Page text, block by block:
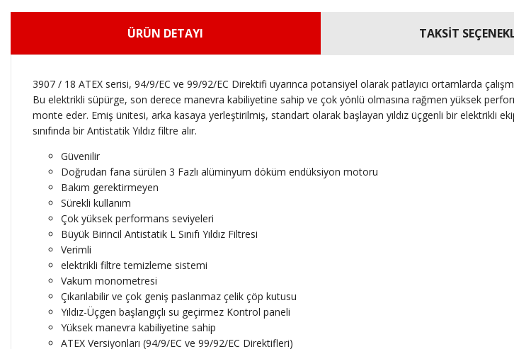
ÜRÜN DETAYI TAKSİT
3907 / 18 ATEX serisi, 94/9/EC ve 99/92/EC Direktifi uyarınca potansiyel olarak patlayıcı ortamlarda
Bu elektrikli süpürge, son derece manevra kabiliyetine sahip ve çok yönlü olmasına rağmen yüksek
monte eder. Emiş ünitesi, arka kasaya yerleştirilmiş, standart olarak başlayan yıldız üçgenli bir elektrikli
sınıfında bir Antistatik Yıldız filtre alır.
Güvenilir
Doğrudan fana sürülen 3 Fazlı alüminyum döküm endüksiyon motoru
Bakım gerektirmeyen
Sürekli kullanım
Çok yüksek performans seviyeleri
Büyük Birincil Antistatik L Sınıfı Yıldız Filtresi
Verimli
elektrikli filtre temizleme sistemi
Vakum monometresi
Çıkarılabilir ve çok geniş paslanmaz çelik çöp kutusu
Yıldız-Üçgen başlangıçlı su geçirmez Kontrol paneli
Yüksek manevra kabiliyetine sahip
ATEX Versiyonları (94/9/EC ve 99/92/EC Direktifleri)